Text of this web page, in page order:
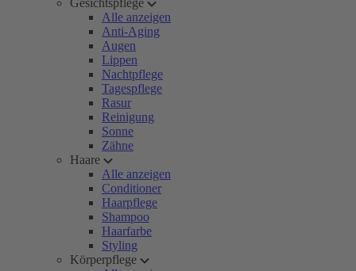
Gesichtspflege
Alle anzeigen
Anti-Aging
Augen
Lippen
Nachtpflege
Tagespflege
Rasur
Reinigung
Sonne
Zähne
Haare
Alle anzeigen
Conditioner
Haarpflege
Shampoo
Haarfarbe
Styling
Körperpflege